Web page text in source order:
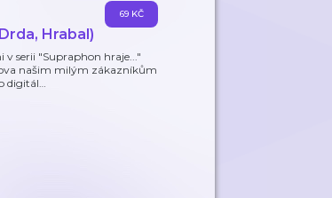
Hrabal)
serii "Supraphon hraje..."
našim milým zákazníkům
digitál…
69 KČ